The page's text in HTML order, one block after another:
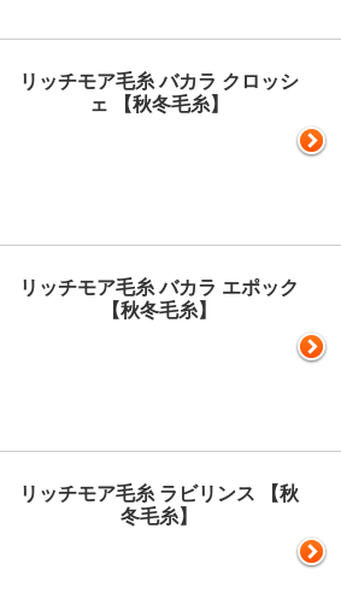
リッチモア毛糸 バカラ クロッシ
ェ 【秋冬毛糸】
リッチモア毛糸 バカラ エポック
【秋冬毛糸】
リッチモア毛糸 ラビリンス 【秋
冬毛糸】